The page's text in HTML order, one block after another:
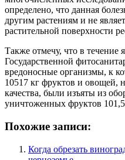
определено, что данная
другим растениям и не
растительной поверхности
Также отмечу, что в течение
Государственной
вредоносные организмы, к
10517 кг фруктов и овощей,
качества, были изъяты из
уничтоженных фруктов
Похожие записи:
Когда обрезать